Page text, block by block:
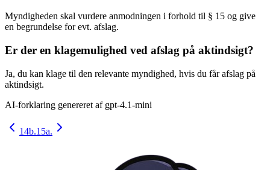
Myndigheden skal vurdere anmodningen i forhold til § 15 og give
en begrundelse for evt. afslag.
Er der en klagemulighed ved afslag på aktindsigt?
Ja, du kan klage til den relevante myndighed, hvis du får afslag på
aktindsigt.
AI-forklaring genereret af gpt-4.1-mini
14b.15a.